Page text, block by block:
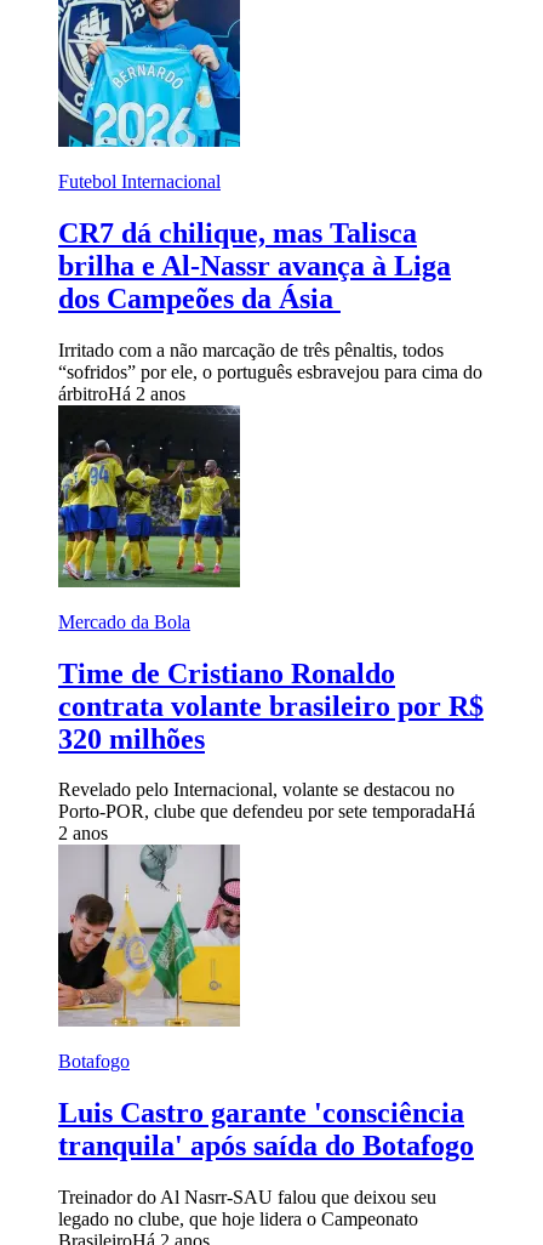
Futebol Internacional
CR7 dá chilique, mas Talisca
brilha e Al-Nassr avança à Liga
dos Campeões da Ásia
Irritado com a não marcação de três pênaltis, todos
“sofridos” por ele, o português esbravejou para cima do
árbitroHá 2 anos
Mercado da Bola
Time de Cristiano Ronaldo
contrata volante brasileiro por R$
320 milhões
Revelado pelo Internacional, volante se destacou no
Porto-POR, clube que defendeu por sete temporadaHá
2 anos
Botafogo
Luis Castro garante 'consciência
tranquila' após saída do Botafogo
Treinador do Al Nasrr-SAU falou que deixou seu
legado no clube, que hoje lidera o Campeonato